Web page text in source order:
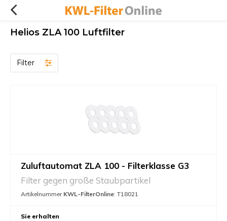
Helios ZLA 100 Luftfilter
Filter
Zuluftautomat ZLA 100 - Filterklasse G3
Filter gegen große Staubpartikel
Artikelnummer KWL-FilterOnline: T18021
Sie erhalten